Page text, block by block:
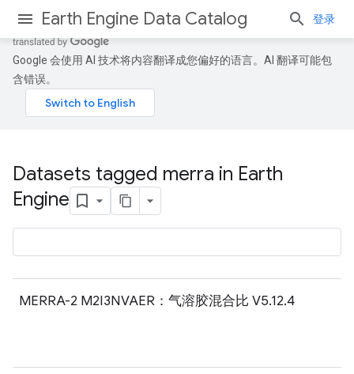
Earth Engine Data Catalog 登录
Google 会使用 AI 技术将内容翻译成您偏好的语言。AI 翻译可能包
含错误。
Datasets tagged merra in Earth
Engine
MERRA-2 M2I3NVAER：气溶胶混合比 V5.12.4